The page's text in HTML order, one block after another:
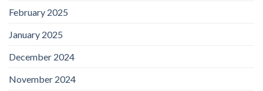
February 2025
January 2025
December 2024
November 2024